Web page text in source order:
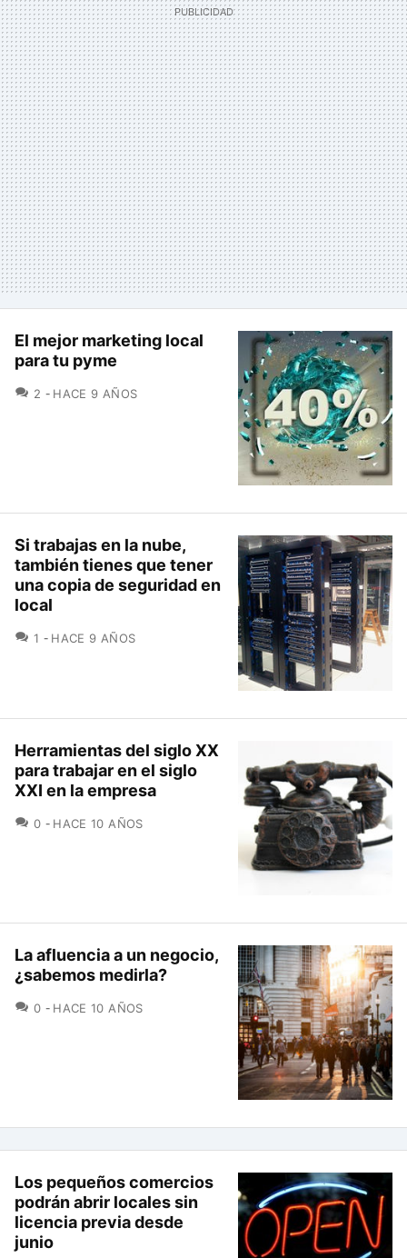
El mejor marketing local
para tu pyme
2 COMENTARIOS
HACE 9 AÑOS
Si trabajas en la nube,
también tienes que tener
una copia de seguridad en
local
1 COMENTARIOS
HACE 9 AÑOS
Herramientas del siglo XX
para trabajar en el siglo
XXI en la empresa
0 COMENTARIOS
HACE 10 AÑOS
La afluencia a un negocio,
¿sabemos medirla?
0 COMENTARIOS
HACE 10 AÑOS
Los pequeños comercios
podrán abrir locales sin
licencia previa desde
junio